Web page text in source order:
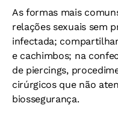
As formas mais
relações sexuais sem
infectada;
e cachimbos; na
de piercings,
cirúrgicos que não
biossegurança.